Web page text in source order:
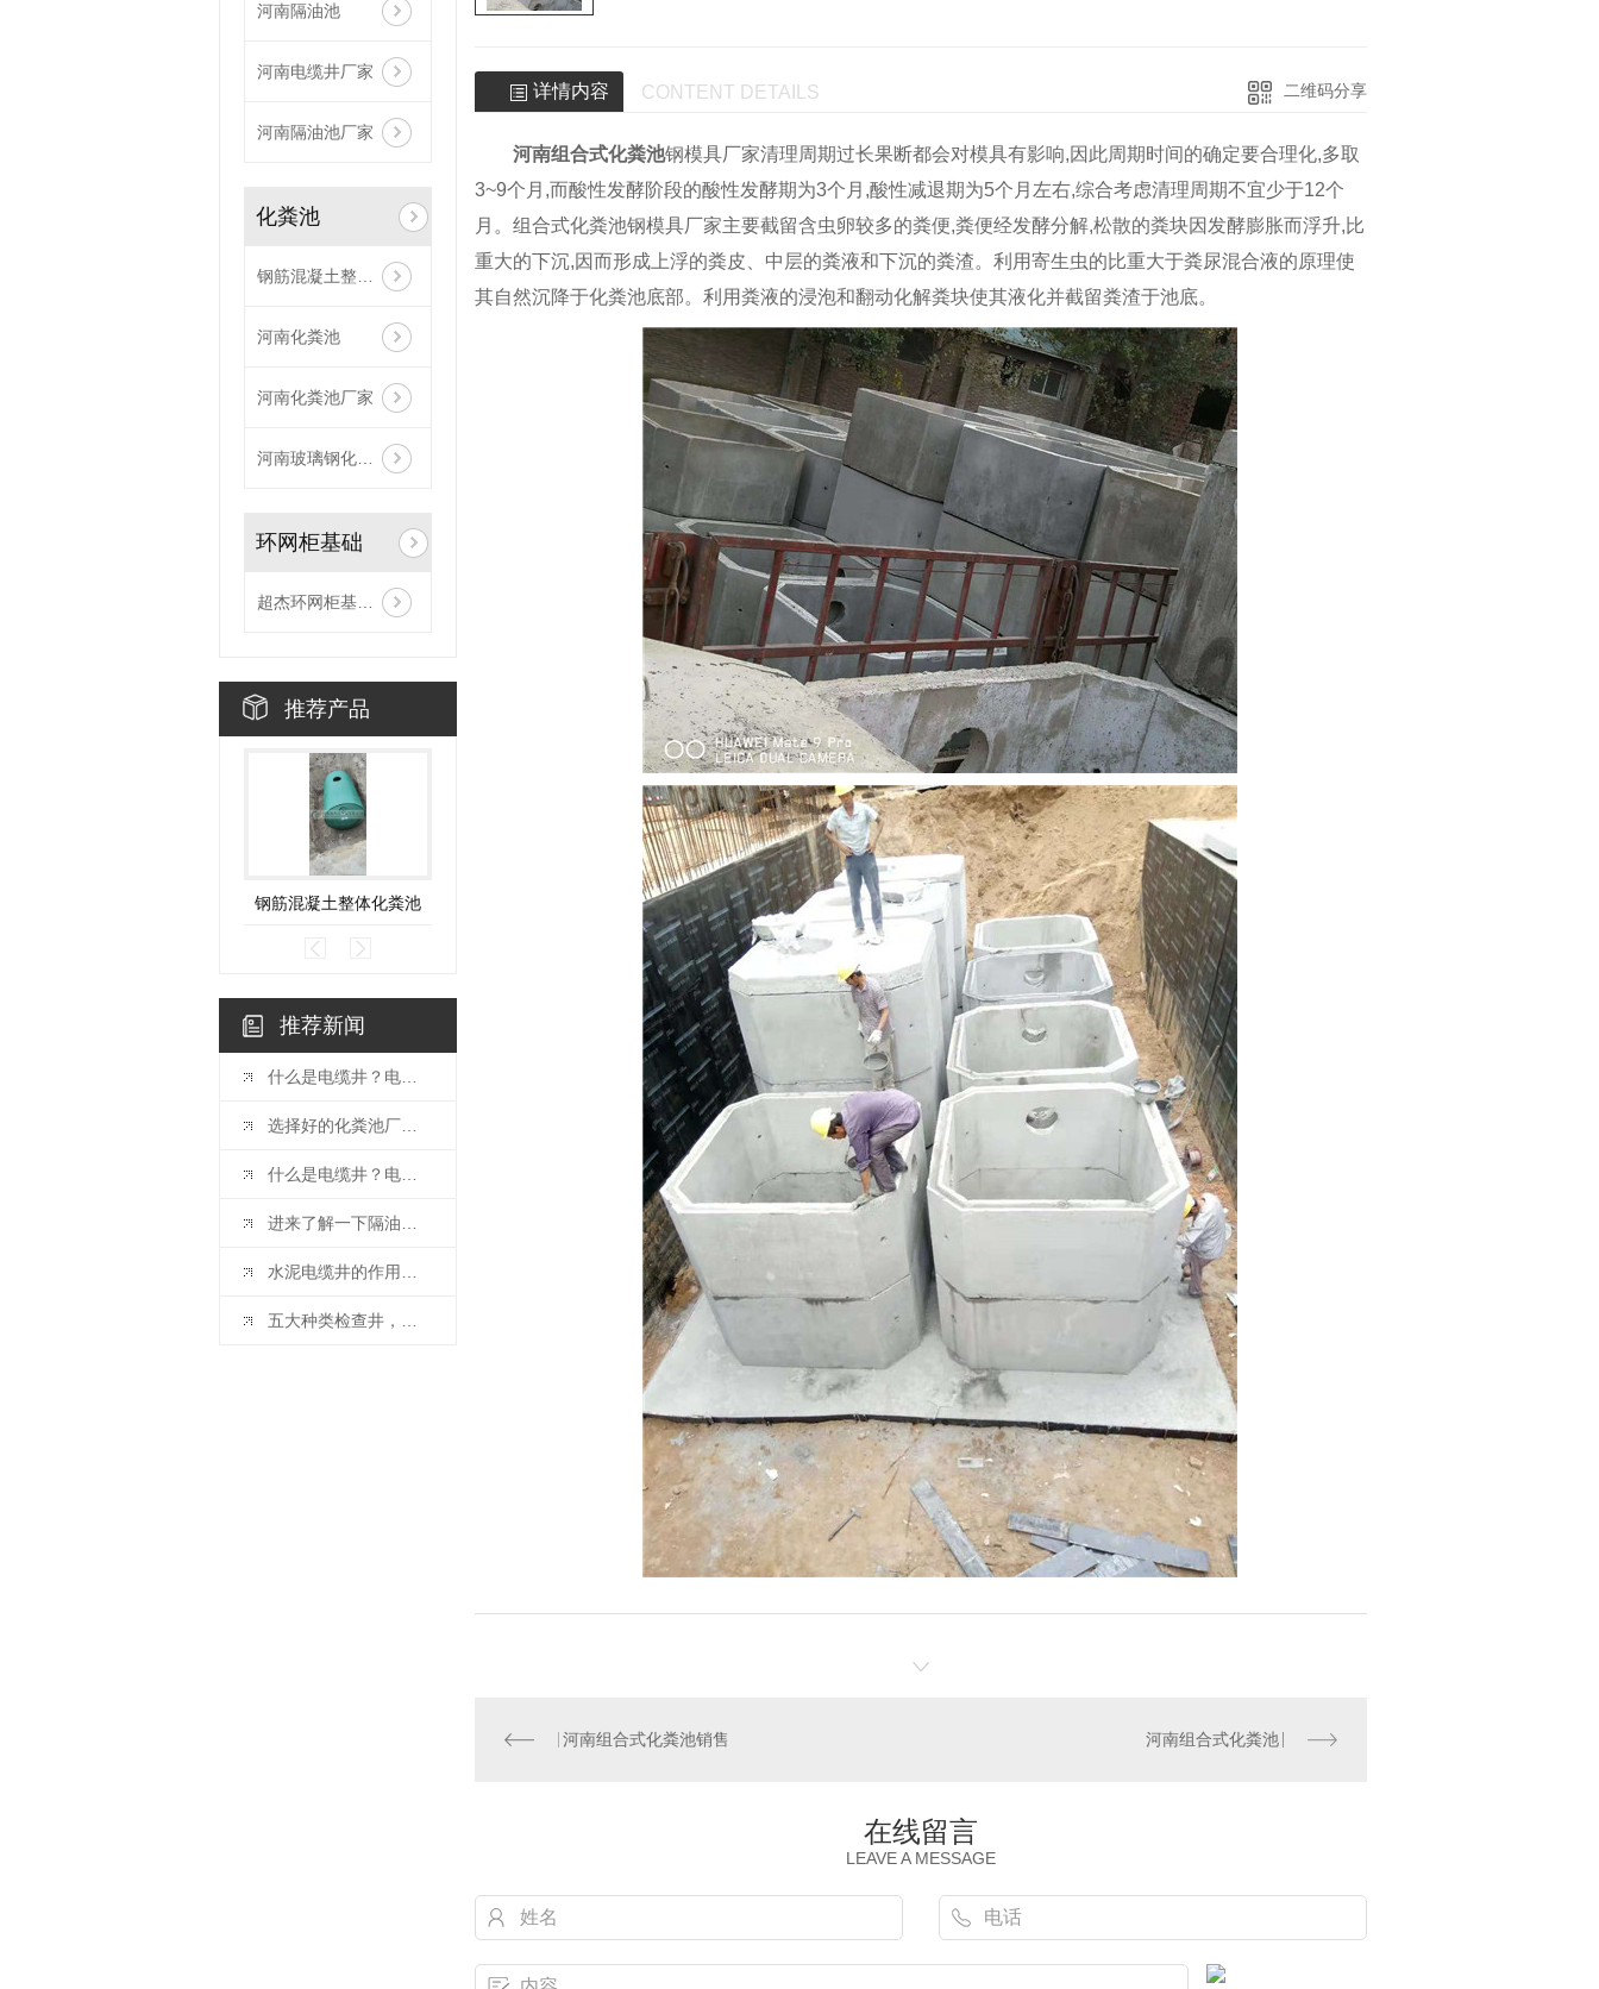
河南隔油池
河南电缆井厂家
河南隔油池厂家
化粪池
钢筋混凝土整体化粪池
河南化粪池
河南化粪池厂家
河南玻璃钢化粪池
环网柜基础
超杰环网柜基础安装现场
推荐产品
钢筋混凝土整体化粪池 河南电缆井 河南检查井
推荐新闻
什么是电缆井？电缆井有哪些特点？下闻小编为你讲述！！！
选择好的化粪池厂家有哪些好处？进来了解一下！！！
什么是电缆井？电缆井有什么特点？进来了解一下！！！
进来了解一下隔油池安装步骤及注意事项
水泥电缆井的作用是什么？比你想象的还要多
五大种类检查井，你都了解吗？水泥厂商告诉你
详情内容 CONTENT DETAILS 二维码分享
河南组合式化粪池钢模具厂家清理周期过长果断都会对模具有影响,因此周期时间的确定要合理化,多取
3~9个月,而酸性发酵阶段的酸性发酵期为3个月,酸性减退期为5个月左右,综合考虑清理周期不宜少于12个
月。组合式化粪池钢模具厂家主要截留含虫卵较多的粪便,粪便经发酵分解,松散的粪块因发酵膨胀而浮升,比
重大的下沉,因而形成上浮的粪皮、中层的粪液和下沉的粪渣。利用寄生虫的比重大于粪尿混合液的原理使
其自然沉降于化粪池底部。利用粪液的浸泡和翻动化解粪块使其液化并截留粪渣于池底。
河南组合式化粪池销售 河南组合式化粪池
在线留言
LEAVE A MESSAGE